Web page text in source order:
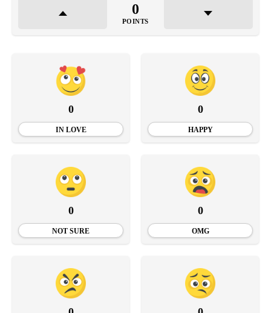
0
POINTS
0
IN LOVE
0
HAPPY
0
NOT SURE
0
OMG